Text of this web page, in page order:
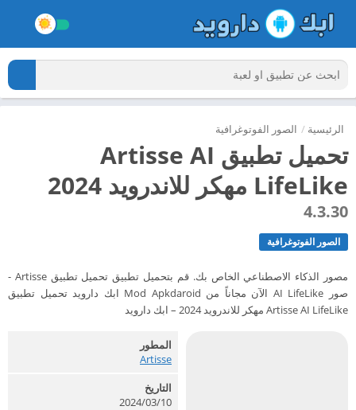
الرئيسية / الصور الفوتوغرافية
تحميل تطبيق Artisse AI
LifeLike مهكر للاندرويد 2024
4.3.30
الصور الفوتوغرافية
مصور الذكاء الاصطناعي الخاص بك. قم بتحميل تطبيق تحميل تطبيق Artisse -
صور AI LifeLike الآن مجاناً من Mod Apkdaroid ابك دارويد تحميل تطبيق
Artisse AI LifeLike مهكر للاندرويد 2024 – ابك دارويد
المطور
Artisse‏
التاريخ
2024/03/10